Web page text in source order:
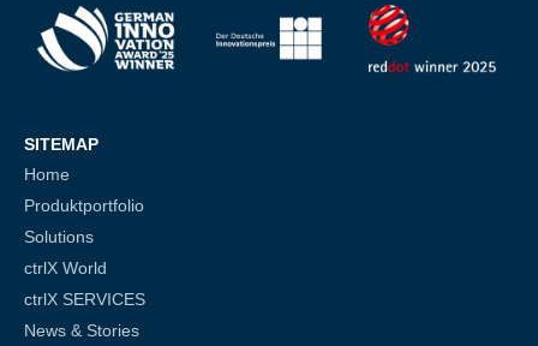
SITEMAP
Home
Produktportfolio
Solutions
ctrlX World
ctrlX SERVICES
News & Stories